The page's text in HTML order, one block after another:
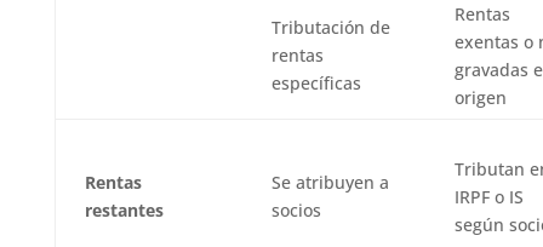
Tributación de
rentas
específicas
Rentas
exentas o
gravadas
origen
Rentas
restantes
Se atribuyen a
socios
Tributan
IRPF o IS
según